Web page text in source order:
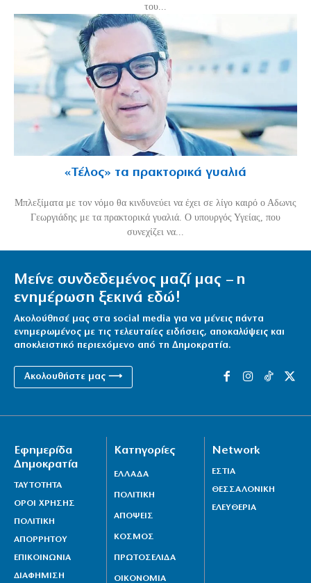
του...
«Τέλος» τα πρακτορικά γυαλιά
Μπλεξίματα με τον νόμο θα κινδυνεύει να έχει σε λίγο καιρό ο Αδωνις
Γεωργιάδης με τα πρακτορικά γυαλιά. Ο υπουργός Υγείας, που
συνεχίζει να...
Μείνε συνδεδεμένος μαζί μας – η
ενημέρωση ξεκινά εδώ!
Ακολούθησέ μας στα social media για να μένεις πάντα
ενημερωμένος με τις τελευταίες ειδήσεις, αποκαλύψεις και
αποκλειστικό περιεχόμενο από τη Δημοκρατία.
Ακολουθήστε μας ⟶
Εφημερίδα
Δημοκρατία
ΤΑΥΤΟΤΗΤΑ
ΟΡΟΙ ΧΡΗΣΗΣ
ΠΟΛΙΤΙΚΗ
ΑΠΟΡΡΗΤΟΥ
ΕΠΙΚΟΙΝΩΝΙΑ
ΔΙΑΦΗΜΙΣΗ
Κατηγορίες
ΕΛΛΑΔΑ
ΠΟΛΙΤΙΚΗ
ΑΠΟΨΕΙΣ
ΚΟΣΜΟΣ
ΠΡΩΤΟΣΕΛΙΔΑ
ΟΙΚΟΝΟΜΙΑ
Network
ΕΣΤΙΑ
ΘΕΣΣΑΛΟΝΙΚΗ
ΕΛΕΥΘΕΡΙΑ